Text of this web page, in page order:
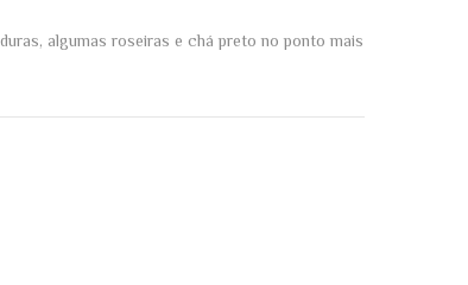
algumas roseiras e chá preto no ponto mais